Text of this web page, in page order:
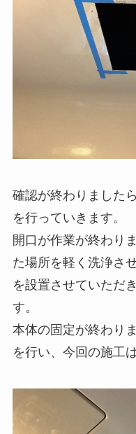
確認が終わりました
を行っていきます。
開口が作業が終わり
た場所を軽く洗浄さ
を設置させていただ
す。
本体の固定が終わり
を行い、今回の施工